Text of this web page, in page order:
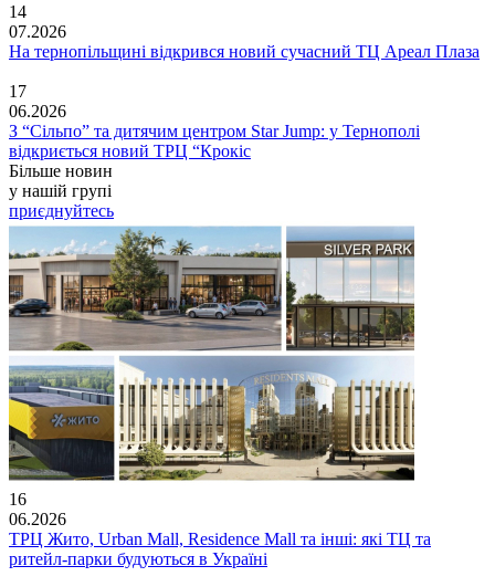
14
07.2026
На тернопільщині відкрився новий сучасний ТЦ Ареал Плаза
17
06.2026
З “Сільпо” та дитячим центром Star Jump: у Тернополі
відкриється новий ТРЦ “Крокіс
Більше новин
у нашій групі
приєднуйтесь
16
06.2026
ТРЦ Жито, Urban Mall, Residence Mall та інші: які ТЦ та
ритейл-парки будуються в Україні